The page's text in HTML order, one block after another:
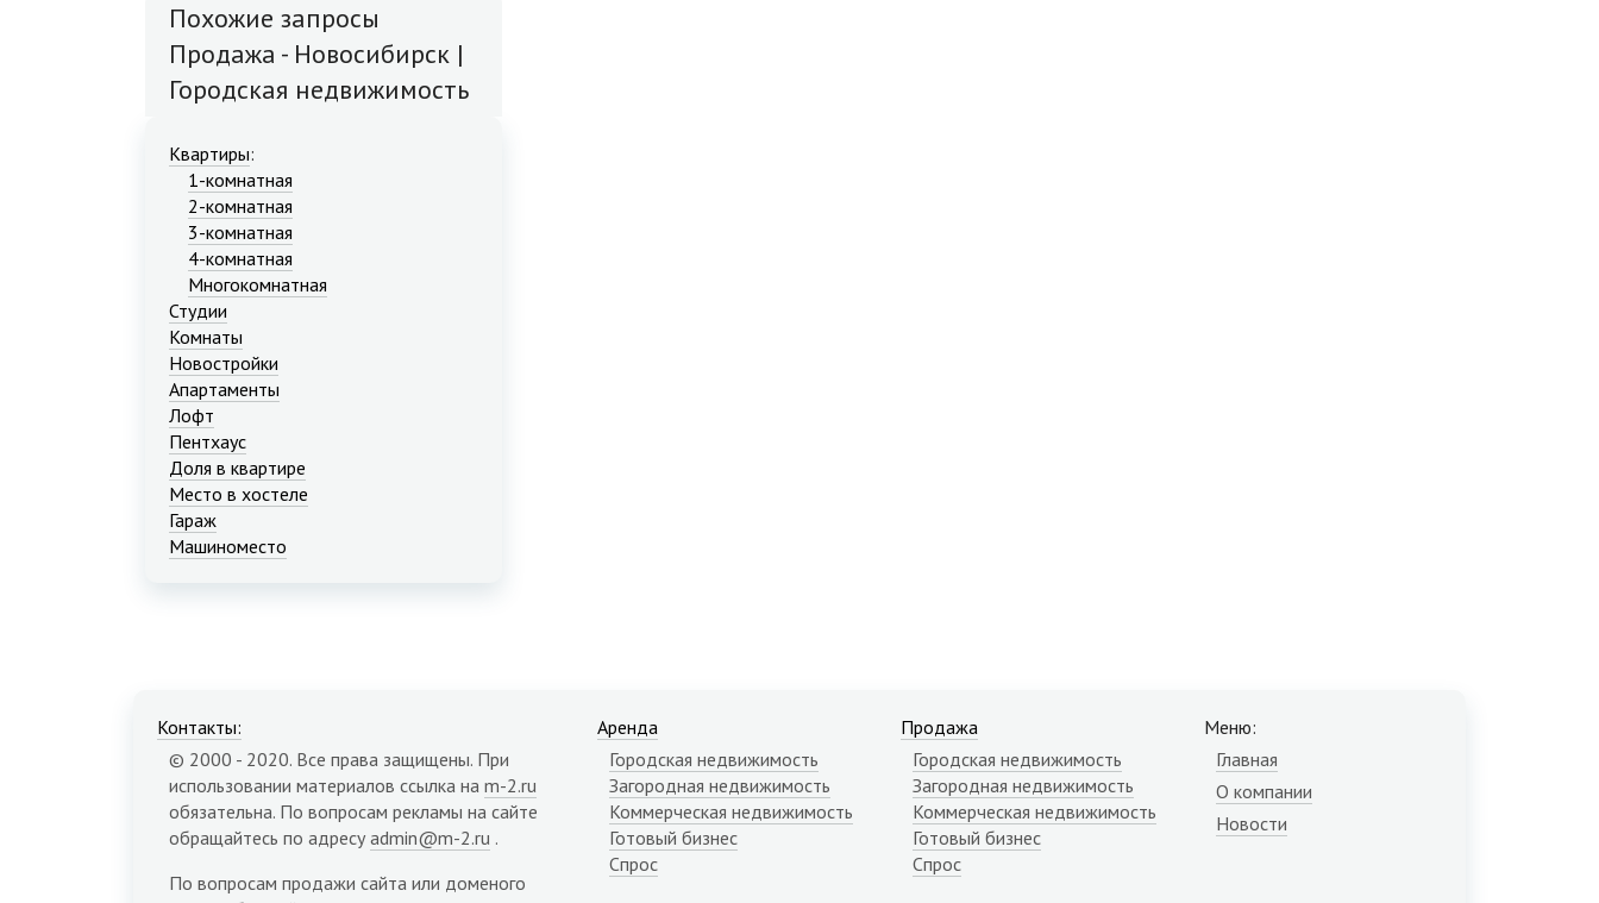
Похожие запросы
Продажа - Новосибирск |
Городская недвижимость
Квартиры:
1-комнатная
2-комнатная
3-комнатная
4-комнатная
Многокомнатная
Студии
Комнаты
Новостройки
Апартаменты
Лофт
Пентхаус
Доля в квартире
Место в хостеле
Гараж
Машиноместо
Контакты:
© 2000 - 2020. Все права защищены. При
использовании материалов ссылка на m-2.ru
обязательна. По вопросам рекламы на сайте
обращайтесь по адресу admin@m-2.ru .
По вопросам продажи сайта или доменого
Аренда
Городская недвижимость
Загородная недвижимость
Коммерческая недвижимость
Готовый бизнес
Спрос
Продажа
Городская недвижимость
Загородная недвижимость
Коммерческая недвижимость
Готовый бизнес
Спрос
Меню:
Главная
О компании
Новости